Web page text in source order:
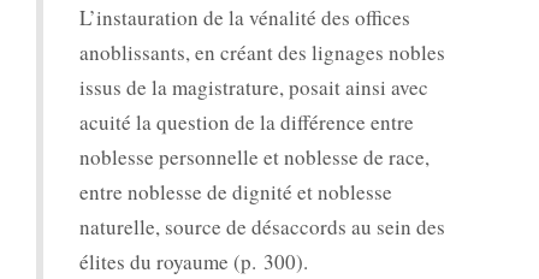
L’instauration de la vénalité des offices
anoblissants, en créant des lignages nobles
issus de la magistrature, posait ainsi avec
acuité la question de la différence entre
noblesse personnelle et noblesse de race,
entre noblesse de dignité et noblesse
naturelle, source de désaccords au sein des
élites du royaume (p. 300).